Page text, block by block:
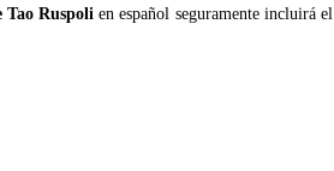
Tao Ruspoli en español seguramente incluirá el